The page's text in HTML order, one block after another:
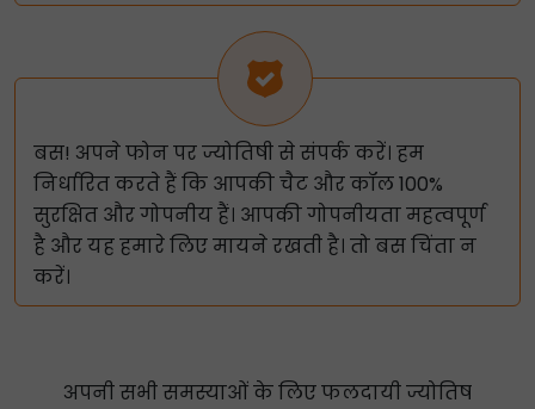
बस! अपने फोन पर ज्योतिषी से संपर्क करें। हम
निर्धारित करते हैं कि आपकी चैट और कॉल 100%
सुरक्षित और गोपनीय हैं। आपकी गोपनीयता महत्वपूर्ण
है और यह हमारे लिए मायने रखती है। तो बस चिंता न
करें।
अपनी सभी समस्याओं के लिए फलदायी ज्योतिष